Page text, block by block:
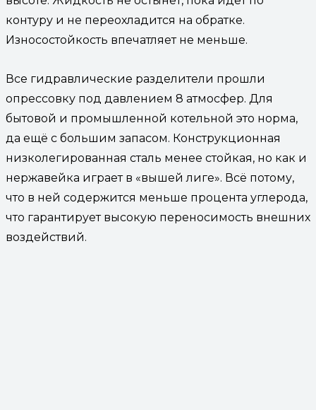
контуру и не переохладится на обратке.
Износостойкость впечатляет не меньше.
Все гидравлические разделители прошли
опрессовку под давлением 8 атмосфер. Для
бытовой и промышленной котельной это норма,
да ещё с большим запасом. Конструкционная
низколегированная сталь менее стойкая, но как и
нержавейка играет в «вышей лиге». Всё потому,
что в ней содержится меньше процента углерода,
что гарантирует высокую переносимость внешних
воздействий.